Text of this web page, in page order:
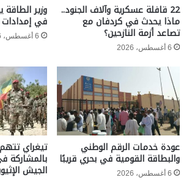
22 قافلة عسكرية وآلاف الجنود..
ماذا يحدث في كردفان مع
تصاعد أزمة النازحين؟
6 أغسطس، 2026
وزير الطاقة
في إمدادات
6 أغسطس، 2026
عودة خدمات الرقم الوطني
والبطاقة القومية في بحري قريبًا
6 أغسطس، 2026
تيغراي
الجيش